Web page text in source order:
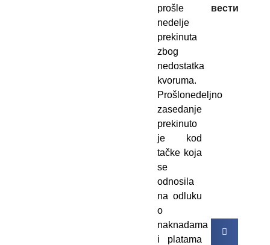
prošle
nedelje
prekinuta
zbog
nedostatka
kvoruma.
Prošlonedeljno
zasedanje
prekinuto
je kod
tačke koja
se
odnosila
na odluku
o
naknadama
i platama
вести